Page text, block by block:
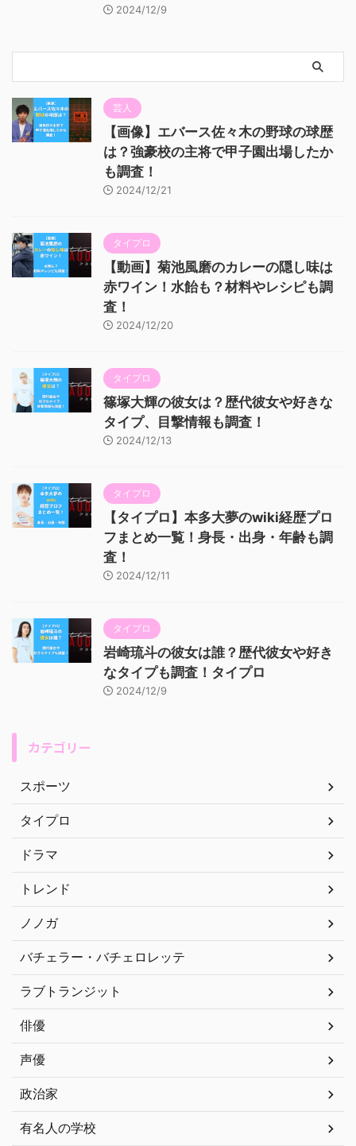
2024/12/9
芸人
【画像】エバース佐々木の野球の球歴
は？強豪校の主将で甲子園出場したか
も調査！
2024/12/21
タイプロ
【動画】菊池風磨のカレーの隠し味は
赤ワイン！水飴も？材料やレシピも調
査！
2024/12/20
タイプロ
篠塚大輝の彼女は？歴代彼女や好きな
タイプ、目撃情報も調査！
2024/12/13
タイプロ
【タイプロ】本多大夢のwiki経歴プロ
フまとめ一覧！身長・出身・年齢も調
査！
2024/12/11
タイプロ
岩崎琉斗の彼女は誰？歴代彼女や好き
なタイプも調査！タイプロ
2024/12/9
カテゴリー
スポーツ
タイプロ
ドラマ
トレンド
ノノガ
バチェラー・バチェロレッテ
ラブトランジット
俳優
声優
政治家
有名人の学校